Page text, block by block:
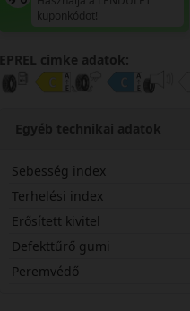
kuponkódot!
EPREL cimke adatok:
Egyéb technikai adatok
Sebesség index
Terhelési index
Erősített kivitel
Defekttűrő gumi
Peremvédő